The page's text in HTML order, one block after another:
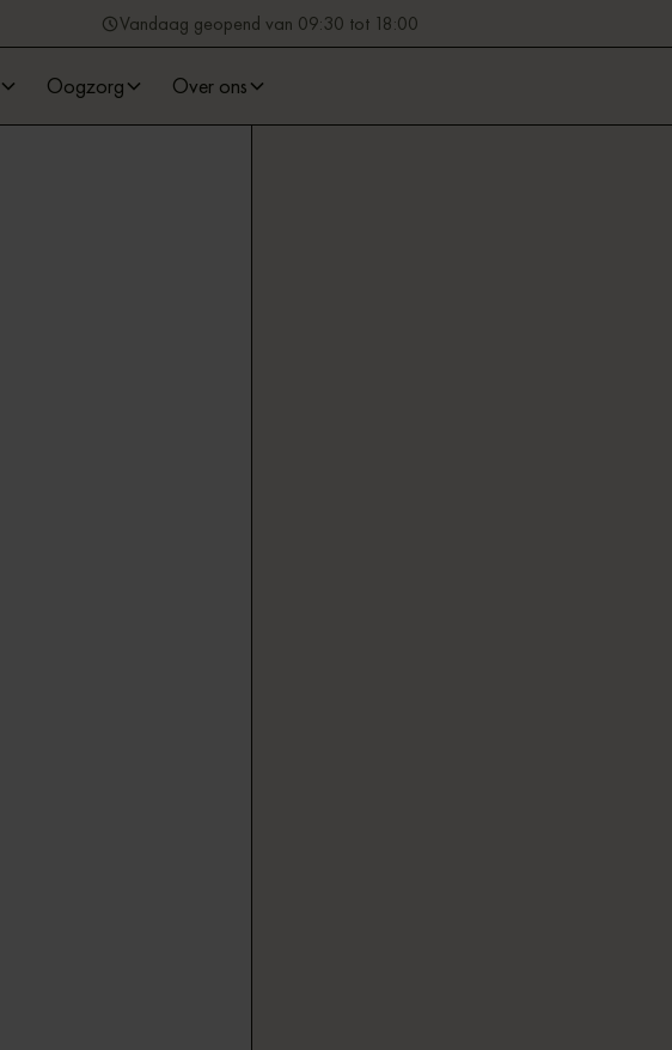
Vandaag geopend van 09:30 tot 18:00
Oogzorg Over ons